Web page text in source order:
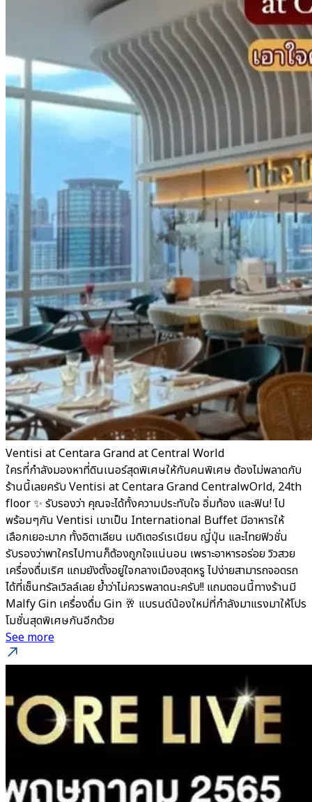
Ventisi at Centara Grand at Central World
ใครที่กำลังมองหาที่ดินเนอร์สุดพิเศษให้กับคนพิเศษ ต้องไม่พลาดกับ
ร้านนี้เลยครับ Ventisi at Centara Grand CentralwOrld, 24th
floor ✨ รับรองว่า คุณจะได้ทั้งความประทับใจ อิ่มท้อง และฟิน! ไป
พร้อมๆกัน Ventisi เขาเป็น International Buffet มีอาหารให้
เลือกเยอะมาก ทั้งอิตาเลียน เมดิเตอร์เรเนียน ญี่ปุ่น และไทยฟิวชั่น
รับรองว่าพาใครไปทานก็ต้องถูกใจแน่นอน เพราะอาหารอร่อย วิวสวย
เครื่องดื่มเริศ แถมยังตั้งอยู่ใจกลางเมืองสุดหรู ไปง่ายสามารถจอดรถ
ได้ที่เซ็นทรัลเวิลล์เลย ย้ำว่าไม่ควรพลาดนะครับ!! แถมตอนนี้ทางร้านมี
Malfy Gin เครื่องดื่ม Gin 🥂 แบรนด์น้องใหม่ที่กำลังมาแรงมาให้โปร
โมชั่นสุดพิเศษกันอีกด้วย
See more